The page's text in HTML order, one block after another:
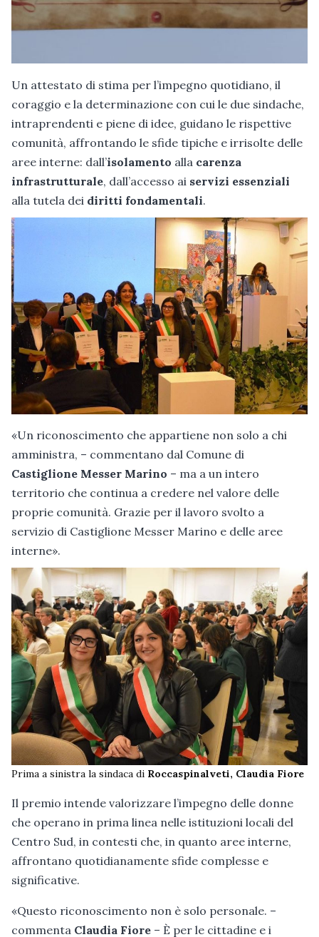
Un attestato di stima per l’impegno quotidiano, il
coraggio e la determinazione con cui le due sindache,
intraprendenti e piene di idee, guidano le rispettive
comunità, affrontando le sfide tipiche e irrisolte delle
aree interne: dall’isolamento alla carenza
infrastrutturale, dall’accesso ai servizi essenziali
alla tutela dei diritti fondamentali.
«Un riconoscimento che appartiene non solo a chi
amministra, – commentano dal Comune di
Castiglione Messer Marino – ma a un intero
territorio che continua a credere nel valore delle
proprie comunità. Grazie per il lavoro svolto a
servizio di Castiglione Messer Marino e delle aree
interne».
Prima a sinistra la sindaca di Roccaspinalveti, Claudia Fiore
Il premio intende valorizzare l’impegno delle donne
che operano in prima linea nelle istituzioni locali del
Centro Sud, in contesti che, in quanto aree interne,
affrontano quotidianamente sfide complesse e
significative.
«Questo riconoscimento non è solo personale. –
commenta Claudia Fiore – È per le cittadine e i